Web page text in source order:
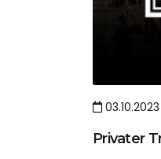
03.10.2023
Privater